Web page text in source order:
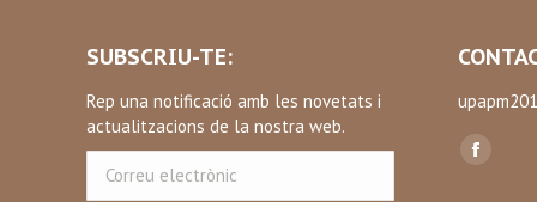
SUBSCRIU-TE:
Rep una notificació amb les novetats i
actualitzacions de la nostra web.
electrònic
Find us on:
Facebook